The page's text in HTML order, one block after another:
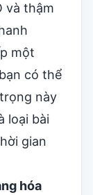
và thậm
một
có thể
này
loại bài
gian
hóa